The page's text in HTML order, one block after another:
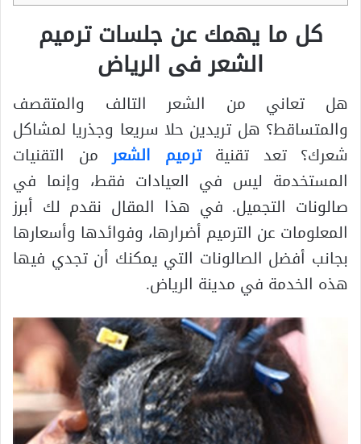
كل ما يهمك عن جلسات ترميم
الشعر فى الرياض
هل تعاني من الشعر التالف والمتقصف
والمتساقط؟ هل تريدين حلا سريعا وجذريا لمشاكل
شعرك؟ تعد تقنيةترميم الشعرمن التقنيات
المستخدمة ليس في العيادات فقط، وإنما في
صالونات التجميل. في هذا المقال نقدم لك أبرز
المعلومات عن الترميم أضرارها، وفوائدها وأسعارها
بجانب أفضل الصالونات التي يمكنك أن تجدي فيها
هذه الخدمة في مدينة الرياض.